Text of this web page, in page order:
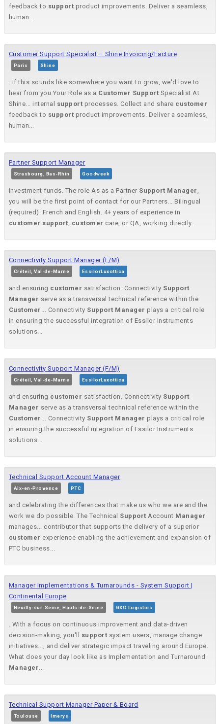
feedback to support product improvements. Deliver a seamless,
human...
Customer Support Specialist – Shine Invoicing/Facture
Paris Shine
. If this sounds like somewhere you want to grow, we'd love to
hear from you Your Role as a Customer Support Specialist At
Shine... internal support processes. Collect and share customer
feedback to support product improvements. Deliver a seamless,
human...
Partner Support Manager
Strasbourg, Bas-Rhin Goodweek
investment funds. The role As as a Partner Support Manager ,
you will be the first point of contact for our Partners... Bilingual
(required): French and English. 4+ years of experience in
customer support, customer care, or QA, working directly...
Connectivity Support Manager (F/M)
Créteil, Val-de-Marne EssilorLuxottica
and ensuring customer satisfaction. Connectivity Support
Manager serve as a transversal technical reference within the
Customer ... Connectivity Support Manager plays a critical role
in ensuring the successful integration of Essilor Instruments
solutions...
Connectivity Support Manager (F/M)
Créteil, Val-de-Marne EssilorLuxottica
and ensuring customer satisfaction. Connectivity Support
Manager serve as a transversal technical reference within the
Customer ... Connectivity Support Manager plays a critical role
in ensuring the successful integration of Essilor Instruments
solutions...
Technical Support Account Manager
Aix-en-Provence PTC
and celebrating the differences that make us who we are and the
work we do possible. The Technical Support Account Manager
manages... contributor that supports the delivery of a superior
customer experience enabling the achievement and expansion of
PTC business...
Manager Implementations & Turnarounds - System Support |
Continental Europe
Neuilly-sur-Seine, Hauts-de-Seine GXO Logistics
. With a focus on continuous improvement and data-driven
decision-making, you'll support system users, manage change
initiatives..., and deliver strategic impact traveling around Europe.
What does your day look like as Implementation and Turnaround
Manager...
Technical Support Manager Paper & Board
Toulouse Imerys